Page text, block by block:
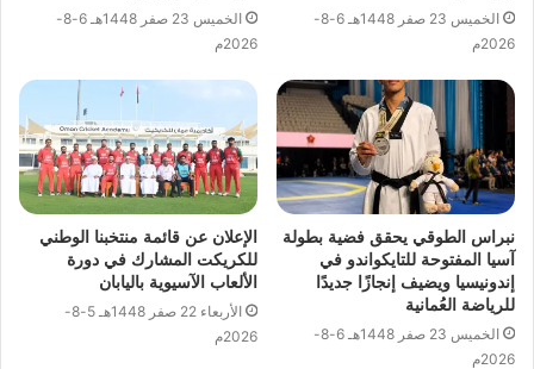
الخميس 23 صفر 1448هـ 6-8-
2026م
الخميس 23 صفر 1448هـ 6-8-
2026م
نبراس الطوقي يحقق فضية بطولة
آسيا المفتوحة للتايكواندو في
إندونيسيا ويضيف إنجازًا جديدًا
للرياضة العُمانية
الخميس 23 صفر 1448هـ 6-8-
2026م
الإعلان عن قائمة منتخبنا الوطني
للكريكت المشارك في دورة
الألعاب الآسيوية باليابان
الأربعاء 22 صفر 1448هـ 5-8-
2026م